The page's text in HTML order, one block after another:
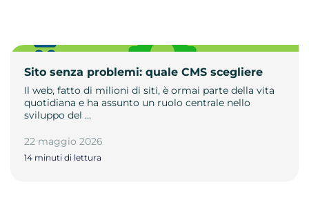
Sito senza problemi: quale CMS scegliere
Il web, fatto di milioni di siti, è ormai parte della vita
quotidiana e ha assunto un ruolo centrale nello
sviluppo del …
22 maggio 2026
14 minuti di lettura